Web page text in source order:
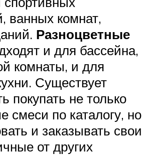
ванных комнат,
Разноцветные
и для бассейна,
комнаты, и для
Существует
покупать не только
смеси по каталогу, но
и заказывать свои
от других